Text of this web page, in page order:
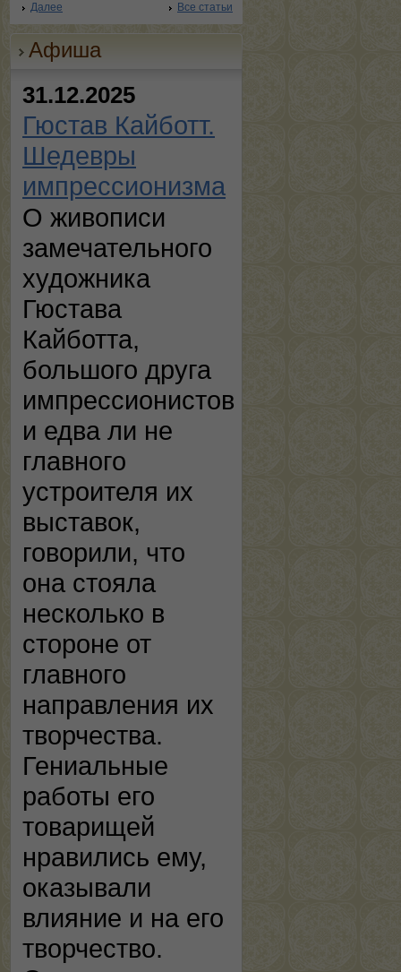
Далее Все статьи
Афиша
31.12.2025
Гюстав Кайботт.
Шедевры
импрессионизма
О живописи
замечательного
художника
Гюстава
Кайботта,
большого друга
импрессионистов
и едва ли не
главного
устроителя их
выставок,
говорили, что
она стояла
несколько в
стороне от
главного
направления их
творчества.
Гениальные
работы его
товарищей
нравились ему,
оказывали
влияние и на его
творчество.